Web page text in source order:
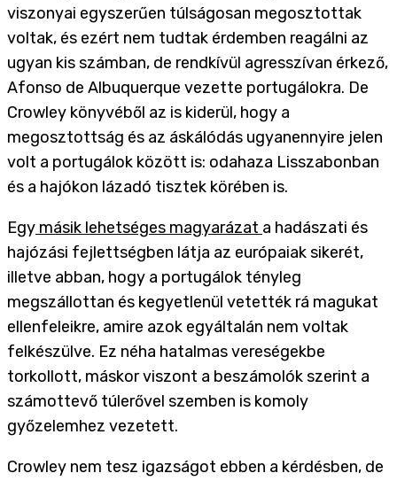
viszonyai egyszerűen túlságosan megosztottak
voltak, és ezért nem tudtak érdemben reagálni az
ugyan kis számban, de rendkívül agresszívan érkező,
Afonso de Albuquerque vezette portugálokra. De
Crowley könyvéből az is kiderül, hogy a
megosztottság és az áskálódás ugyanennyire jelen
volt a portugálok között is: odahaza Lisszabonban
és a hajókon lázadó tisztek körében is.
Egy másik lehetséges magyarázat a hadászati és
hajózási fejlettségben látja az európaiak sikerét,
illetve abban, hogy a portugálok tényleg
megszállottan és kegyetlenül vetették rá magukat
ellenfeleikre, amire azok egyáltalán nem voltak
felkészülve. Ez néha hatalmas vereségekbe
torkollott, máskor viszont a beszámolók szerint a
számottevő túlerővel szemben is komoly
győzelemhez vezetett.
Crowley nem tesz igazságot ebben a kérdésben, de